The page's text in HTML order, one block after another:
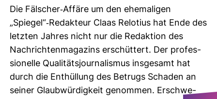
Die Fäl­scher-​Affäre um den ehe­ma­ligen
„Spiegel“-​Redak­teur Claas Relo­tius hat Ende des
letzten Jahres nicht nur die Redak­tion des
Nach­rich­ten­ma­ga­zins erschüt­tert. Der pro­fes­
sio­nelle Qua­li­täts­jour­na­lismus ins­ge­samt hat
durch die Ent­hül­lung des Betrugs Schaden an
seiner Glaub­wür­dig­keit genommen. Erschwe­